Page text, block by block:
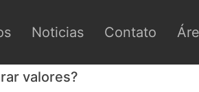
Noticias Contato
valores?